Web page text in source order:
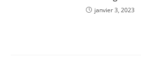
janvier 3, 2023